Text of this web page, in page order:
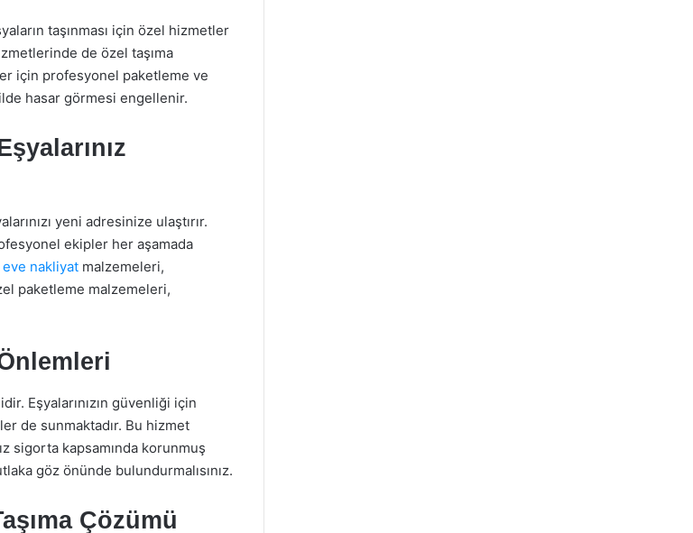
taşınması için özel hizmetler
de özel taşıma
için profesyonel paketleme ve
hasar görmesi engellenir.
yeni adresinize ulaştırır.
ekipler her aşamada
nakliyat malzemeleri,
paketleme malzemeleri,
Eşyalarınızın güvenliği için
de sunmaktadır. Bu hizmet
sigorta kapsamında korunmuş
göz önünde bulundurmalısınız.
Çözümü